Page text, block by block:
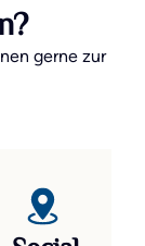
gerne zur